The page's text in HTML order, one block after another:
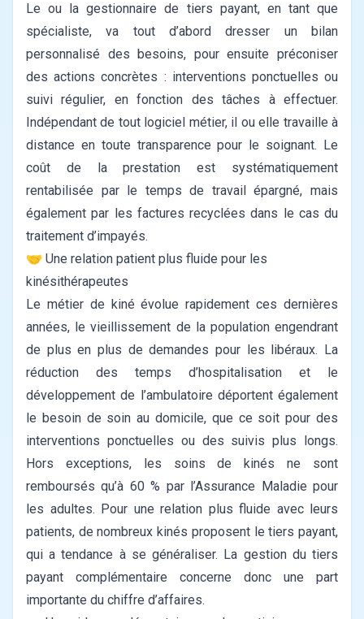
Le ou la gestionnaire de tiers payant, en tant que
spécialiste, va tout d’abord dresser un bilan
personnalisé des besoins, pour ensuite préconiser
des actions concrètes : interventions ponctuelles ou
suivi régulier, en fonction des tâches à effectuer.
Indépendant de tout logiciel métier, il ou elle travaille à
distance en toute transparence pour le soignant. Le
coût de la prestation est systématiquement
rentabilisée par le temps de travail épargné, mais
également par les factures recyclées dans le cas du
traitement d’impayés.
🤝 Une relation patient plus fluide pour les
kinésithérapeutes
Le métier de kiné évolue rapidement ces dernières
années, le vieillissement de la population engendrant
de plus en plus de demandes pour les libéraux. La
réduction des temps d’hospitalisation et le
développement de l’ambulatoire déportent également
le besoin de soin au domicile, que ce soit pour des
interventions ponctuelles ou des suivis plus longs.
Hors exceptions, les soins de kinés ne sont
remboursés qu’à 60 % par l’Assurance Maladie pour
les adultes. Pour une relation plus fluide avec leurs
patients, de nombreux kinés proposent le tiers payant,
qui a tendance à se généraliser. La gestion du tiers
payant complémentaire concerne donc une part
importante du chiffre d’affaires.